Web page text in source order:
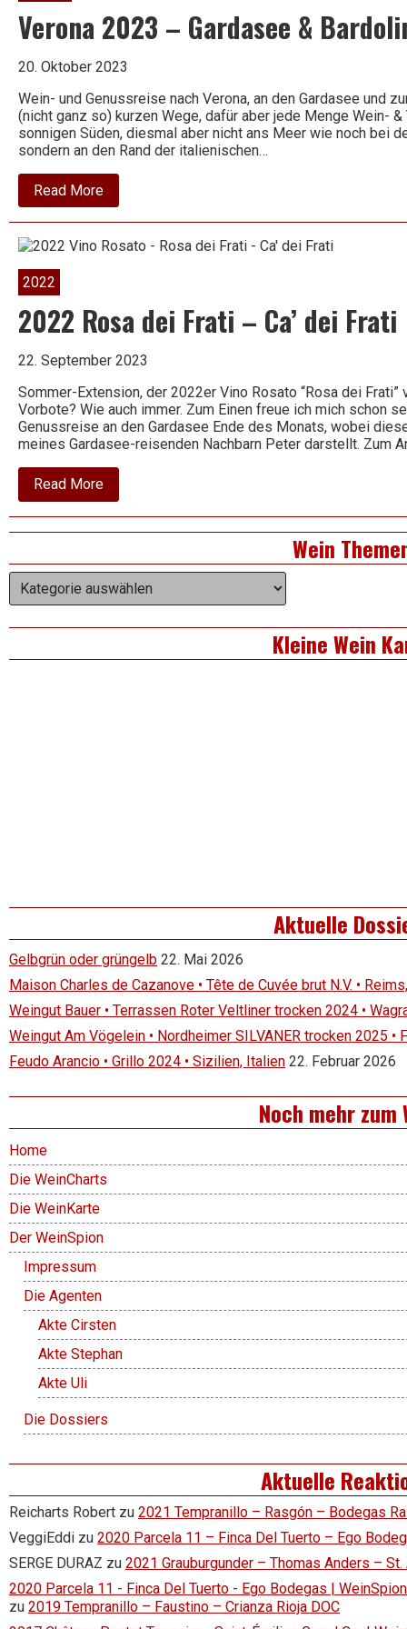
Verona 2023 – Gardasee &
20. Oktober 2023
Wein- und Genussreise nach Verona, an den Gardasee und
(nicht ganz so) kurzen Wege, dafür aber jede Menge Wein-
sonnigen Süden, diesmal aber nicht ans Meer wie noch bei
sondern an den Rand der italienischen…
Read Moreabout
Verona
2023
Gardasee
2022
2022 Rosa dei Frati – Ca’ dei Frati
22. September 2023
Sommer-Extension, der 2022er Vino Rosato “Rosa dei Frati”
Vorbote? Wie auch immer. Zum Einen freue ich mich schon
Genussreise an den Gardasee Ende des Monats, wobei
meines Gardasee-reisenden Nachbarn Peter darstellt. Zum
Read Moreabout
2022
Rosa
Ca’
dei
Frati
Right
Asides
Wein
Wein
Themen
Kleine Wein
Aktuelle
Gelbgrün oder grüngelb 22. Mai 2026
Maison Charles de Cazanove • Tête de Cuvée brut N.V. •
Weingut Bauer • Terrassen Roter Veltliner trocken 2024 •
Weingut Am Vögelein • Nordheimer SILVANER trocken 2025 •
Feudo Arancio • Grillo 2024 • Sizilien, Italien 22. Februar 2026
Noch mehr zum
Home
Die WeinCharts
Die WeinKarte
Der WeinSpion
Impressum
Die Agenten
Akte Cirsten
Akte Stephan
Akte Uli
Die Dossiers
Aktuelle
Reicharts Robert zu 2021 Tempranillo – Rasgón – Bodegas
VeggiEddi zu 2020 Parcela 11 – Finca Del Tuerto – Ego
SERGE DURAZ zu 2021 Grauburgunder – Thomas Anders – St.
2020 Parcela 11 - Finca Del Tuerto - Ego Bodegas |
zu 2019 Tempranillo – Faustino – Crianza Rioja DOC